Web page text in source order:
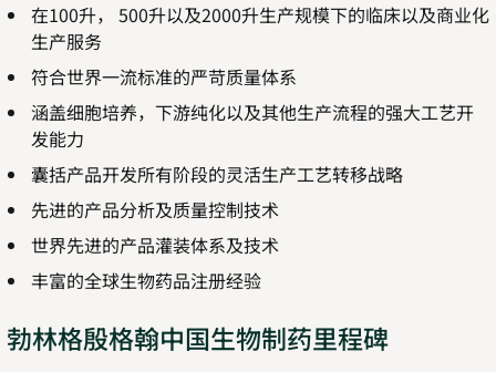
在100升， 500升以及2000升生产规模下的临床以及商业化
生产服务
符合世界一流标准的严苛质量体系
涵盖细胞培养，下游纯化以及其他生产流程的强大工艺开
发能力
囊括产品开发所有阶段的灵活生产工艺转移战略
先进的产品分析及质量控制技术
世界先进的产品灌装体系及技术
丰富的全球生物药品注册经验
勃林格殷格翰中国生物制药里程碑